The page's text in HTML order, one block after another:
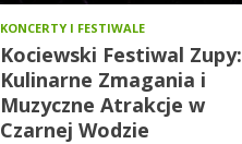
KONCERTY I FESTIWALE
Kociewski Festiwal Zupy:
Kulinarne Zmagania i
Muzyczne Atrakcje w
Czarnej Wodzie